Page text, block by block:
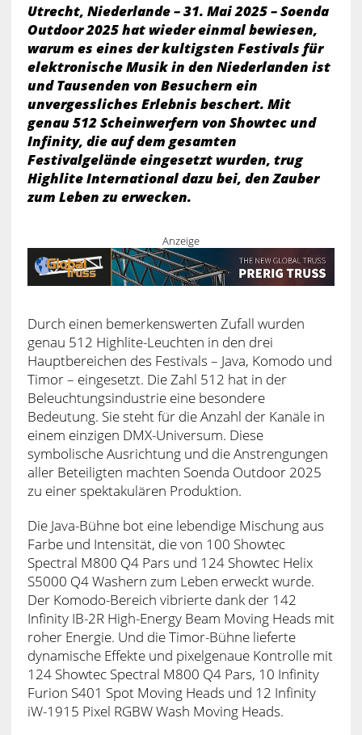
Utrecht, Niederlande – 31. Mai 2025 – Soenda
Outdoor 2025 hat wieder einmal bewiesen,
warum es eines der kultigsten Festivals für
elektronische Musik in den Niederlanden ist
und Tausenden von Besuchern ein
unvergessliches Erlebnis beschert. Mit
genau 512 Scheinwerfern von Showtec und
Infinity, die auf dem gesamten
Festivalgelände eingesetzt wurden, trug
Highlite International dazu bei, den Zauber
zum Leben zu erwecken.
Anzeige
Durch einen bemerkenswerten Zufall wurden
genau 512 Highlite-Leuchten in den drei
Hauptbereichen des Festivals – Java, Komodo und
Timor – eingesetzt. Die Zahl 512 hat in der
Beleuchtungsindustrie eine besondere
Bedeutung. Sie steht für die Anzahl der Kanäle in
einem einzigen DMX-Universum. Diese
symbolische Ausrichtung und die Anstrengungen
aller Beteiligten machten Soenda Outdoor 2025
zu einer spektakulären Produktion.
Die Java-Bühne bot eine lebendige Mischung aus
Farbe und Intensität, die von 100 Showtec
Spectral M800 Q4 Pars und 124 Showtec Helix
S5000 Q4 Washern zum Leben erweckt wurde.
Der Komodo-Bereich vibrierte dank der 142
Infinity IB-2R High-Energy Beam Moving Heads mit
roher Energie. Und die Timor-Bühne lieferte
dynamische Effekte und pixelgenaue Kontrolle mit
124 Showtec Spectral M800 Q4 Pars, 10 Infinity
Furion S401 Spot Moving Heads und 12 Infinity
iW-1915 Pixel RGBW Wash Moving Heads.